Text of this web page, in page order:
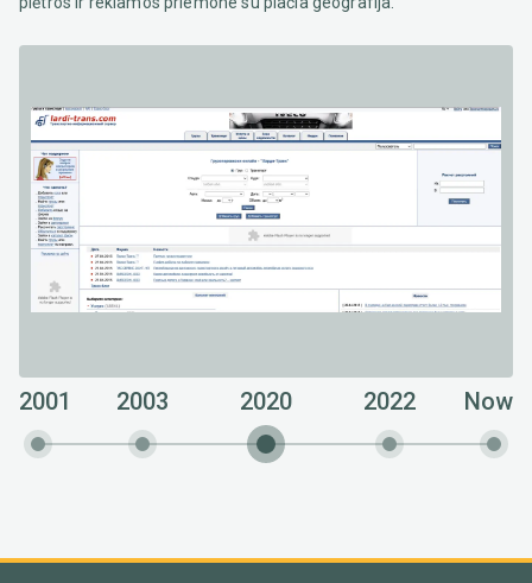
2001 2003 2020 2022 Now